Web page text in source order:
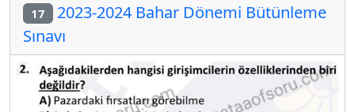
17 2023-2024 Bahar Dönemi Bütünleme
Sınavı